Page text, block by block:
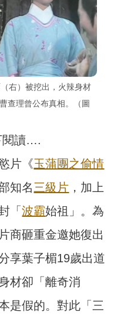
右）被挖出，火辣身材
查理曾公布真相。（圖
閱讀….
片《玉蒲團之偷情
知名三級片 ，加上
「波霸始祖」。為
商砸重金邀她復出
享葉子楣19歲出道
材卻「離奇消
是假的。對此「三